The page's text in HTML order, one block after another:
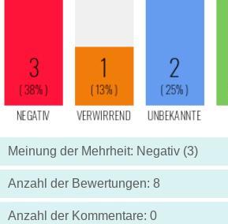
Meinung der Mehrheit: Negativ (3)
Anzahl der Bewertungen: 8
Anzahl der Kommentare: 0